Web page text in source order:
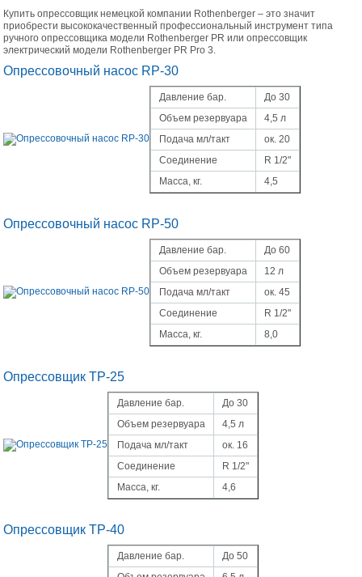
Купить опрессовщик немецкой компании Rothenberger – это значит
приобрести высококачественный профессиональный инструмент типа
ручного опрессовщика модели Rothenberger PR или опрессовщик
электрический модели Rothenberger PR Pro 3.
Опрессовочный насос RP-30
Давление бар.
До 30
Объем резервуара
4,5 л
Подача мл/такт
ок. 20
Соединение
R 1/2"
Масса, кг.
4,5
Опрессовочный насос RP-50
Давление бар.
До 60
Объем резервуара
12 л
Подача мл/такт
ок. 45
Соединение
R 1/2"
Масса, кг.
8,0
Опрессовщик ТР-25
Давление бар.
До 30
Объем резервуара
4,5 л
Подача мл/такт
ок. 16
Соединение
R 1/2"
Масса, кг.
4,6
Опрессовщик ТР-40
Давление бар.
До 50